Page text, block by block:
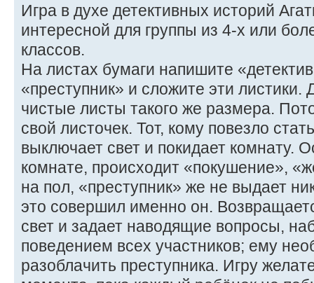
Игра в духе детективных историй
интересной для группы из 4-х или
классов.
На листах бумаги напишите
«преступник» и сложите эти листики.
чистые листы такого же размера.
свой листочек. Тот, кому повезло
выключает свет и покидает комнату.
комнате, происходит «покушение»,
на пол, «преступник» же не выдает
это совершил именно он.
свет и задает наводящие вопросы,
поведением всех участников; ему
разоблачить преступника. Игру